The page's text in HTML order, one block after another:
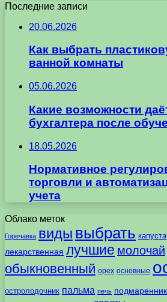
Последние записи
20.06.2026
Как выбрать
ванной комнаты
05.06.2026
Какие возможности
бухгалтера после
18.05.2026
Нормативное
торговли и
учета
Облако меток
Горечавка виды выбрать капуста
лекарственная лучшие молочай
обыкновенный орех основные
остролодочник пальма печь подмаренник